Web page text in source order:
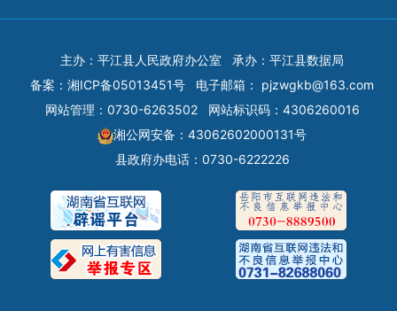
主办：平江县人民政府办公室
承办：平江县数据局
备案： 湘ICP备05013451号 电子邮箱： pjzwgkb@163.com
网站管理：0730-6263502
网站标识码：4306260016
湘公网安备：43062602000131号
县政府办电话：0730-6222226